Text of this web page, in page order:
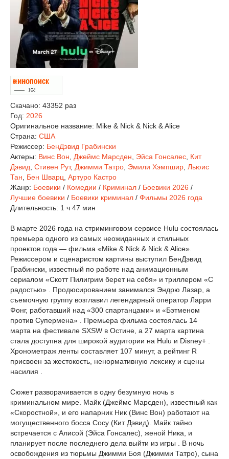
Скачано: 43352 раз
Год: 2026
Оригинальное название: Mike & Nick & Nick & Alice
Страна: США
Режиссер: БенДэвид Грабински
Актеры: Винс Вон Джеймс Марсден Эйса Гонсалес Кит
Дэвид Стивен Рут, Джимми Татро Эмили Хэмпшир Льюис
Тан
Бен Шварц Артуро Кастро
Жанр: Боевики / Комедии / Криминал / Боевики 2026 /
Лучшие боевики / Боевики криминал / Фильмы 2026 года
Длительность: 1 ч 47 мин
В марте 2026 года на стриминговом сервисе Hulu состоялась
премьера одного из самых неожиданных и стильных
проектов года — фильма «Mike & Nick & Nick & Alice».
Режиссером и сценаристом картины выступил БенДэвид
Грабински, известный по работе над анимационным
сериалом «Скотт Пилигрим берет на себя» и триллером «С
радостью» . Продюсированием занимался Эндрю Лазар, а
съемочную группу возглавил легендарный оператор Ларри
Фонг, работавший над «300 спартанцами» и «Бэтменом
против Супермена» . Премьера фильма состоялась 14
марта на фестивале SXSW в Остине, а 27 марта картина
стала доступна для широкой аудитории на Hulu и Disney+ .
Хронометраж ленты составляет 107 минут, а рейтинг R
присвоен за жестокость, ненормативную лексику и сцены
насилия .
Сюжет разворачивается в одну безумную ночь в
криминальном мире. Майк (Джеймс Марсден), известный как
«Скоростной», и его напарник Ник (Винс Вон) работают на
могущественного босса Сосу (Кит Дэвид). Майк тайно
встречается с Алисой (Эйса Гонсалес), женой Ника, и
планирует после последнего дела выйти из игры . В ночь
освобождения из тюрьмы Джимми Боя (Джимми Татро), сына